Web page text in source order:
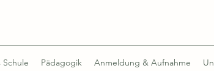
Schule Pädagogik Anmeldung & Aufnahme